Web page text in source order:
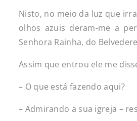
Nisto, no meio da luz que
olhos azuis deram-me a
Senhora Rainha, do
Assim que entrou ele me
– O que está fazendo aqui?
– Admirando a sua igreja –